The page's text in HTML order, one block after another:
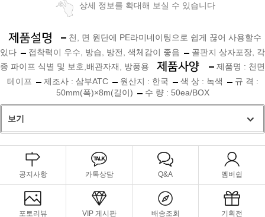
상세 정보를 확대해 보실 수 있습니다
천, 면 원단에 PE라미네이팅으로 쉽게 끊어 사용할수
있다
접착력이 우수, 방습, 방전, 색체감이 좋음
골판지 상자포장, 각
종 파이프 식별 및 보호,배관자재, 방풍용
제품명 : 천면
테이프
제조사 : 삼부ATC 원산지 : 한국 색 상 : 녹색
규 격 :
50mm(폭)×8m(길이)
수 량 : 50ea/BOX
보기
공지사항 카톡상담 Q&A 멤버쉽
포토리뷰 VIP 게시판 배송조회 기획전